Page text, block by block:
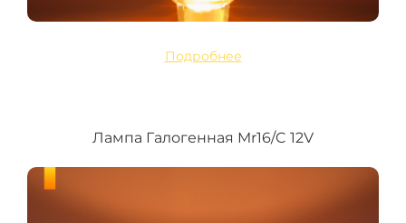
Подробнее
Лампа Галогенная Mr16/C 12V